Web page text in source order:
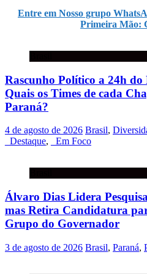
Entre em Nosso grupo
Primeira Mão:
Rascunho Político a 24h do
Quais os Times de cada
Paraná?
4 de agosto de 2026 Brasil,
_Destaque, _Em Foco
Álvaro Dias Lidera
mas Retira Candidatura
Grupo do Governador
3 de agosto de 2026 Brasil, Paraná,